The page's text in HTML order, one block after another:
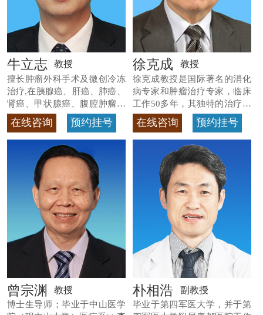
牛立志 教授
擅长肿瘤外科手术及微创冷冻
治疗,在胰腺癌、肝癌、肺癌、
肾癌、甲状腺癌、腹腔肿瘤等
>>查看专家详情
在线咨询 预约挂号
徐克成 教授
徐克成教授是国际著名的消化
病专家和肿瘤治疗专家，临床
工作50多年，其独特的治疗方
法>>查看专家详情
在线咨询 预约挂号
曾宗渊 教授
博士生导师；毕业于中山医学
朴相浩 副教授
毕业于第四军医大学，并于第